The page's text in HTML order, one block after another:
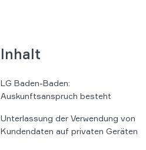
Inhalt
LG Baden-Baden:
Auskunftsanspruch besteht
Unterlassung der Verwendung von
Kundendaten auf privaten Geräten